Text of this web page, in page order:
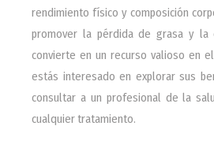
rendimiento físico y composición
promover la pérdida de grasa y la
convierte en un recurso valioso en
estás interesado en explorar sus
consultar a un profesional de la
cualquier tratamiento.